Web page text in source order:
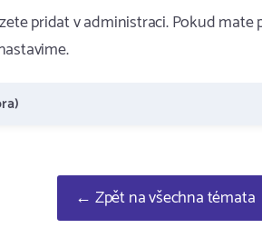
pridat v administraci. Pokud
← Zpět na všechna témata